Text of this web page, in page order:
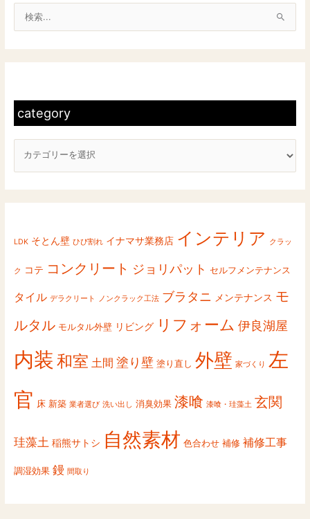
で
す。
category
g
r
LDK そとん壁 ひび割れ イナマサ業務店 インテリア クラッ
ク コテ コンクリート ジョリパット セルフメンテナンス
タイル デラクリート ノンクラック工法 ブラタニ メンテナンス モ
ルタル モルタル外壁 リビング リフォーム 伊良湖屋
内装 和室 土間 塗り壁 塗り直し 外壁 家づくり 左
官 床 新築 業者選び 洗い出し 消臭効果 漆喰 漆喰・珪藻土 玄関
珪藻土 稲熊サトシ 自然素材 色合わせ 補修 補修工事
調湿効果 鏝 間取り